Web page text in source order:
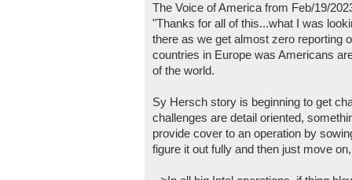
The Voice of America from Feb/19/
"Thanks for all of this...what I was
there as we get almost zero reporting
countries in Europe was Americans
of the world.
Sy Hersch story is beginning to get
challenges are detail oriented,
provide cover to an operation by
figure it out fully and then just move